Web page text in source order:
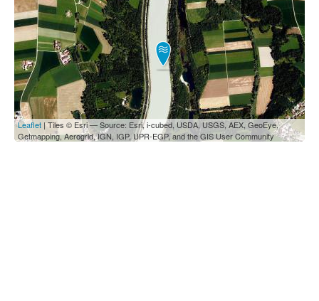
Leaflet | Tiles © Esri — Source: Esri, i-cubed, USDA, USGS, AEX, GeoEye,
Getmapping, Aerogrid, IGN, IGP, UPR-EGP, and the GIS User Community